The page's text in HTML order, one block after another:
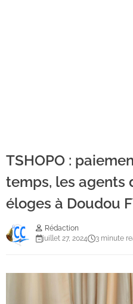
TSHOPO :
temps, les agents
éloges à Doudou
Rédaction
juillet 27, 2024
3 minute